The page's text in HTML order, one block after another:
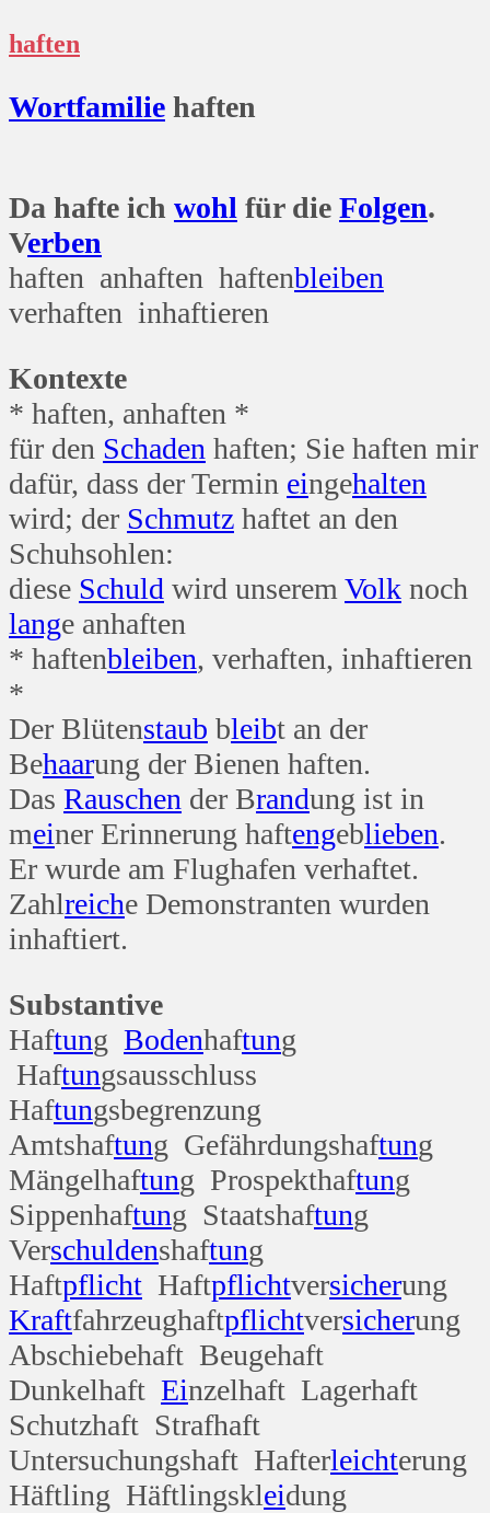
haften
Wortfamilie haften
Da hafte ich wohl für die Folgen.
Verben
haften anhaften haftenbleiben
verhaften inhaftieren
Kontexte
* haften, anhaften *
für den Schaden haften; Sie haften mir
dafür, dass der Termin eingehalten
wird; der Schmutz haftet an den
Schuhsohlen:
diese Schuld wird unserem Volk noch
lange anhaften
* haftenbleiben, verhaften, inhaftieren
*
Der Blütenstaub bleibt an der
Behaarung der Bienen haften.
Das Rauschen der Brandung ist in
meiner Erinnerung haftengeblieben.
Er wurde am Flughafen verhaftet.
Zahlreiche Demonstranten wurden
inhaftiert.
Substantive
Haftung Bodenhaftung
Haftungsausschluss
Haftungsbegrenzung
Amtshaftung Gefährdungshaftung
Mängelhaftung Prospekthaftung
Sippenhaftung Staatshaftung
Verschuldenshaftung
Haftpflicht Haftpflichtversicherung
Kraftfahrzeughaftpflichtversicherung
Abschiebehaft Beugehaft
Dunkelhaft Einzelhaft Lagerhaft
Schutzhaft Strafhaft
Untersuchungshaft Hafterleichterung
Häftling Häftlingskleidung